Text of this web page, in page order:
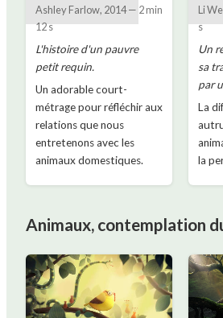
Ashley Farlow, 2014— 2 min
12 s
L'histoire d'un pauvre
petit requin.
Un adorable court-
métrage pour réfléchir aux
relations que nous
entretenons avec les
animaux domestiques.
Li
s
Un
sa
par
La
la
Animaux, contemplation